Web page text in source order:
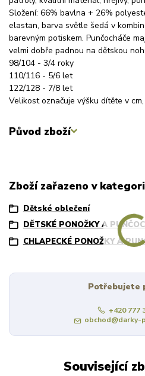
Složení: 66% bavlna + 26%
elastan, barva světle šedá v
barevným potiskem. Punčocháče
velmi dobře padnou na dětskou
98/104 - 3/4 roky
110/116 - 5/6 let
122/128 - 7/8 let
Velikost označuje výšku dítěte v
Původ zboží
Zboží zařazeno v
Dětské oblečení
DĚTSKÉ PONOŽKY A
CHLAPECKÉ PONOŽKY A
Potřebujete
+420 777
Související